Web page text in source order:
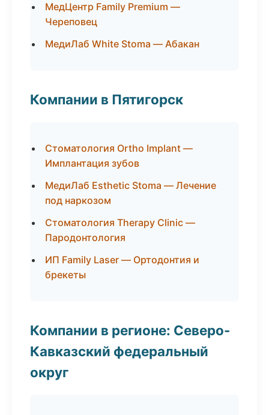
МедЦентр Family Premium —
Череповец
МедиЛаб White Stoma — Абакан
Компании в Пятигорск
Стоматология Ortho Implant —
Имплантация зубов
МедиЛаб Esthetic Stoma — Лечение
под наркозом
Стоматология Therapy Clinic —
Пародонтология
ИП Family Laser — Ортодонтия и
брекеты
Компании в регионе: Северо-
Кавказский федеральный
округ